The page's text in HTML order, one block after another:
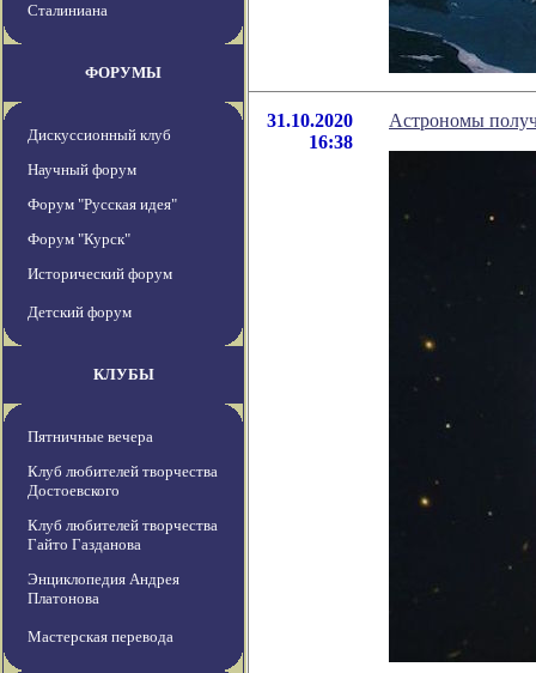
Сталиниана
ФОРУМЫ
Дискуссионный клуб
Научный форум
Форум "Русская идея"
Форум "Курск"
Исторический форум
Детский форум
КЛУБЫ
Пятничные вечера
Клуб любителей творчества
Достоевского
Клуб любителей творчества
Гайто Газданова
Энциклопедия Андрея
Платонова
Мастерская перевода
31.10.2020
16:38
Астрономы